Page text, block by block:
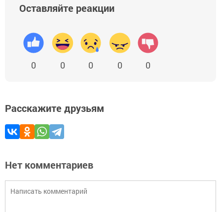
Оставляйте реакции
0 0 0 0 0
Расскажите друзьям
Нет комментариев